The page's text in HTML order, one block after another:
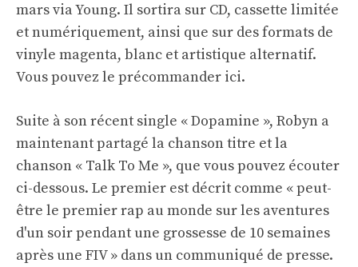
mars via Young. Il sortira sur CD, cassette limitée
et numériquement, ainsi que sur des formats de
vinyle magenta, blanc et artistique alternatif.
Vous pouvez le précommander ici.
Suite à son récent single « Dopamine », Robyn a
maintenant partagé la chanson titre et la
chanson « Talk To Me », que vous pouvez écouter
ci-dessous. Le premier est décrit comme « peut-
être le premier rap au monde sur les aventures
d'un soir pendant une grossesse de 10 semaines
après une FIV » dans un communiqué de presse.